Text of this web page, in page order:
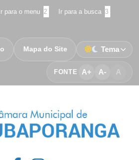
para o menu 2 Ir para a busca 3
FONTE A+ A- A
Mapa do Site Tema